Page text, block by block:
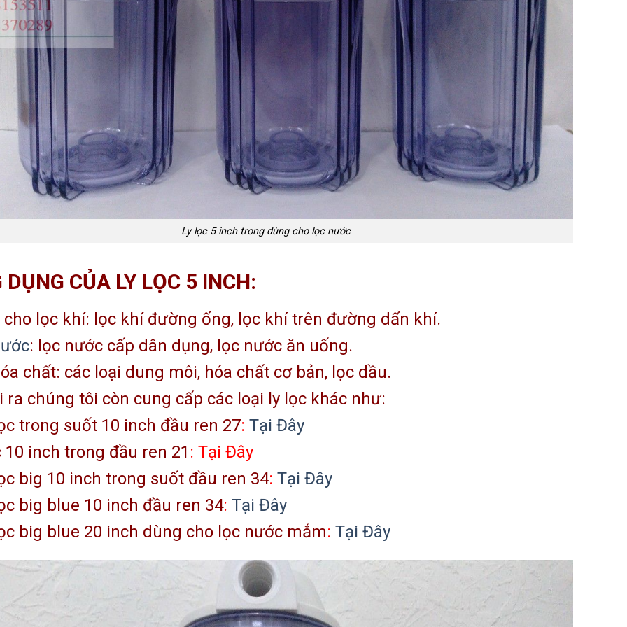
Ly lọc 5 inch trong dùng cho lọc nước
DỤNG CỦA LY LỌC 5 INCH:
cho lọc khí: lọc khí đường ống, lọc khí trên đường dẩn khí.
: lọc nước cấp dân dụng, lọc nước ăn uống.
chất: các loại dung môi, hóa chất cơ bản, lọc dầu.
ra chúng tôi còn cung cấp các loại ly lọc khác như:
trong suốt 10 inch đầu ren 27: Tại Đây
10 inch trong đầu ren 21 : Tại Đây
big 10 inch trong suốt đầu ren 34: Tại Đây
big blue 10 inch đầu ren 34: Tại Đây
big blue 20 inch dùng cho lọc nước mắm: Tại Đây